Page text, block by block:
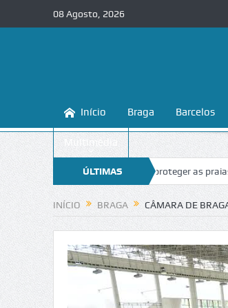
08 Agosto, 2026
Início Braga Barcelos
Multimédia
ÚLTIMAS
NOTÍCIAS
ensina a conhecer e proteger as praias fluviais
INÍCIO BRAGA CÂMARA DE